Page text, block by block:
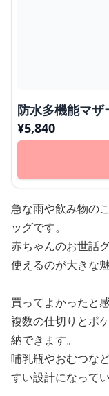
防水多機能マザ
¥5,840
急な雨や飲み物の
ッグです。
赤ちゃんのお世話
使えるのが大きな魅
買ってよかったと
複数の仕切りとポ
納できます。
哺乳瓶やおむつな
すい設計になってい